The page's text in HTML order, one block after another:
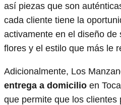
así piezas que son
cada cliente tiene la
activamente en el diseño de
flores y el estilo que más le
Adicionalmente, Los
entrega a domicilio en
que permite que los